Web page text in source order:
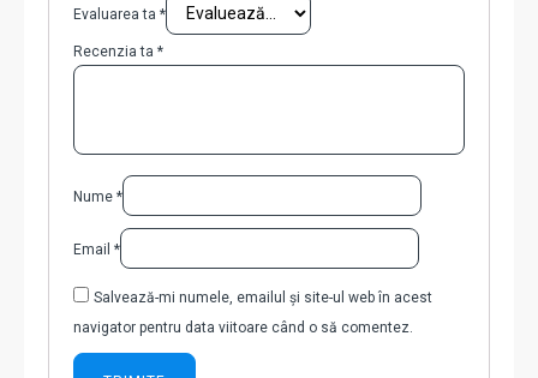
Evaluarea ta *
Recenzia ta *
Nume *
Email *
Salvează-mi numele, emailul și site-ul web în acest
navigator pentru data viitoare când o să comentez.